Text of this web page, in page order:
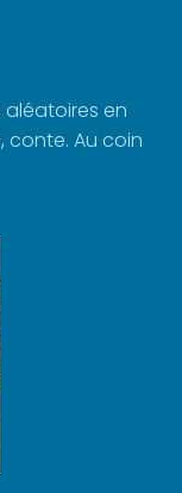
aléatoires en
conte. Au coin